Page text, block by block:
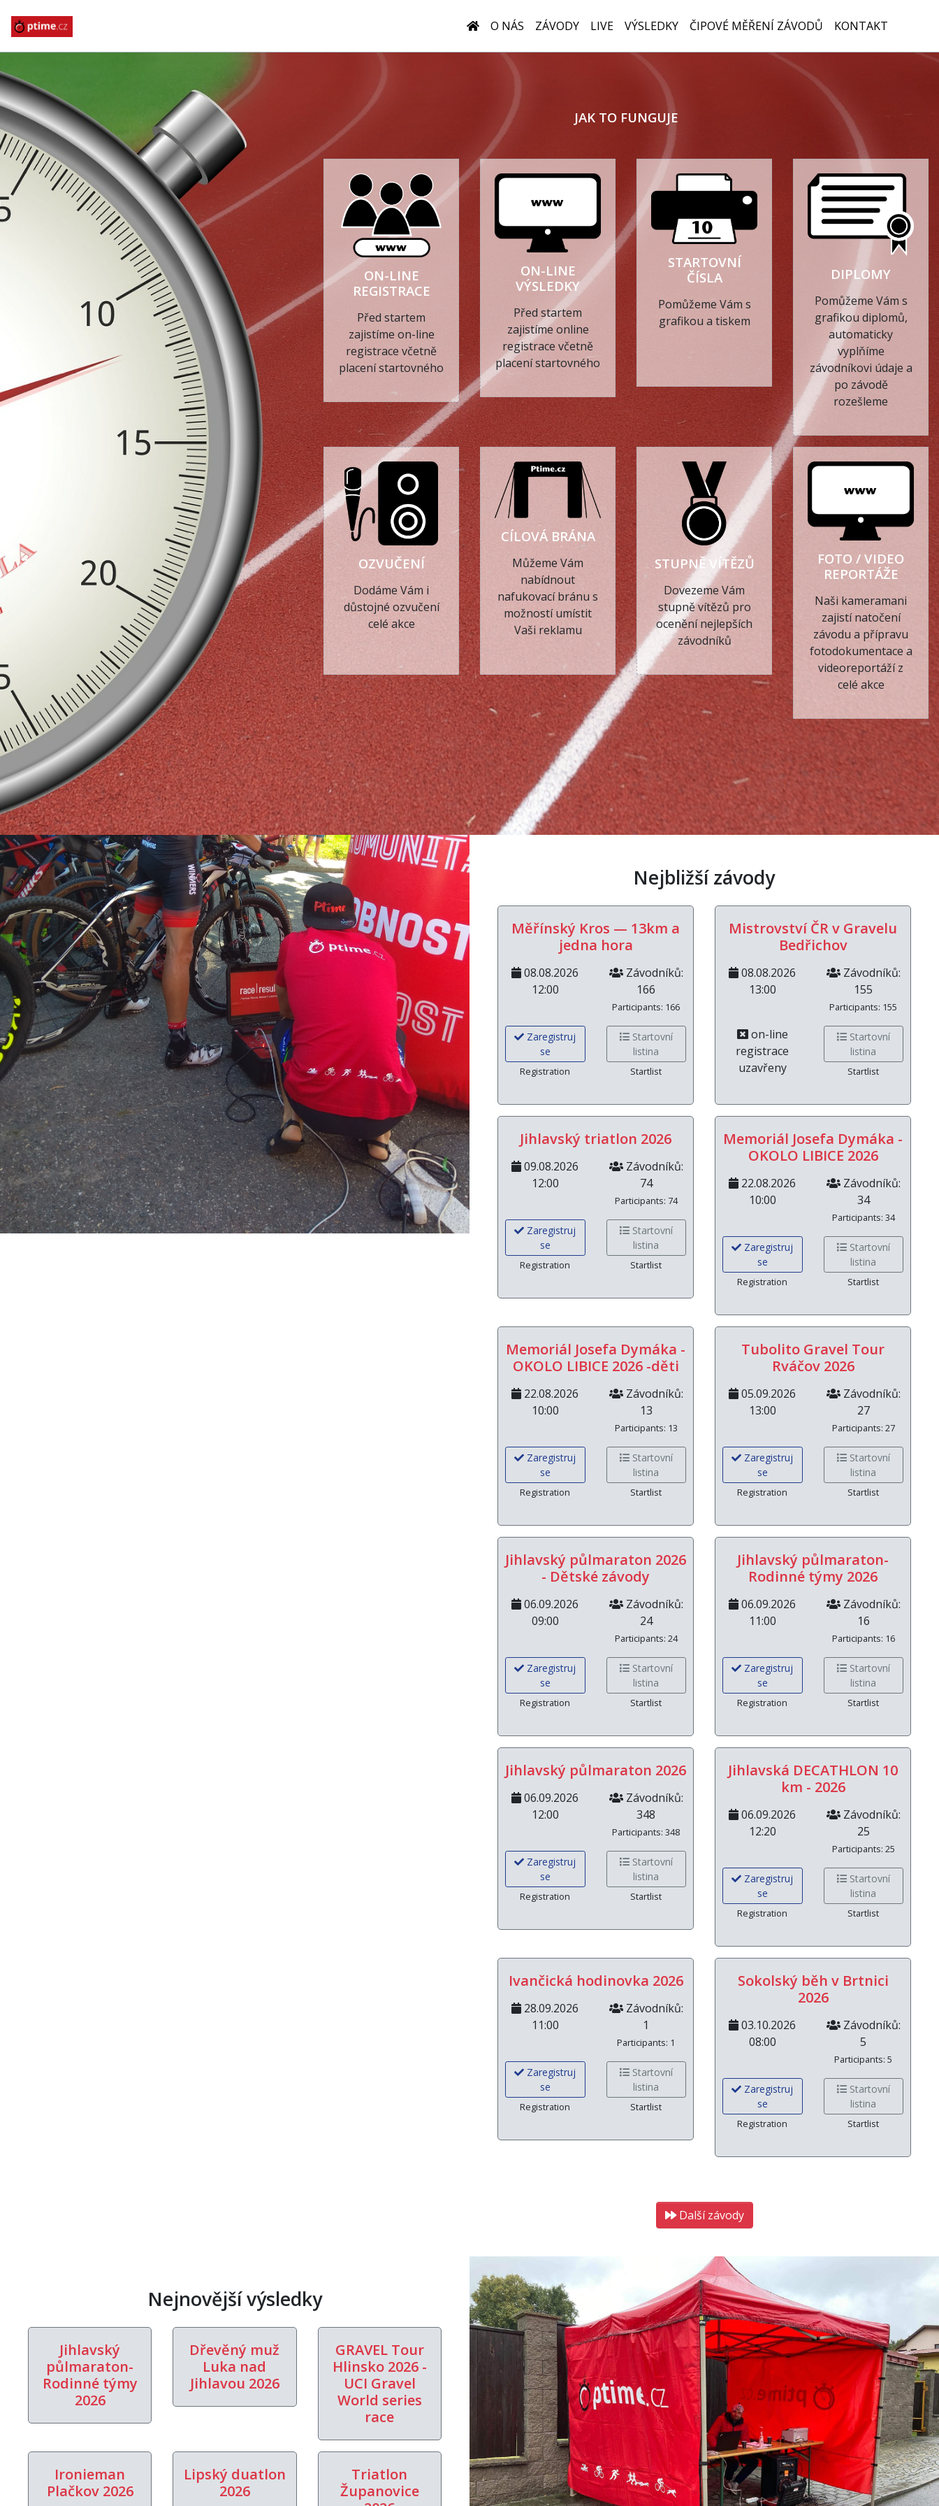
O NÁS ZÁVODY LIVE VÝSLEDKY ČIPOVÉ MĚŘENÍ ZÁVODŮ KONTAKT
JAK TO FUNGUJE
ON-LINE
REGISTRACE
Před startem
zajistíme on-line
registrace včetně
placení startovného
ON-LINE
VÝSLEDKY
Před startem
zajistíme online
registrace včetně
placení startovného
STARTOVNÍ
ČÍSLA
Pomůžeme Vám s
grafikou a tiskem
DIPLOMY
Pomůžeme Vám s
grafikou diplomů,
automaticky
vyplňíme
závodníkovi údaje a
po závodě
rozešleme
OZVUČENÍ
Dodáme Vám i
důstojné ozvučení
celé akce
CÍLOVÁ BRÁNA
Můžeme Vám
nabídnout
nafukovací bránu s
možností umístit
Vaši reklamu
STUPNĚ VÍTĚZŮ
Dovezeme Vám
stupně vítězů pro
ocenění nejlepších
závodníků
FOTO / VIDEO
REPORTÁŽE
Naši kameramani
zajistí natočení
závodu a přípravu
fotodokumentace a
videoreportáží z
celé akce
Nejbližší závody
Měřínský Kros — 13km a
jedna hora
08.08.2026
12:00
Závodníků:
166
Participants: 166
Zaregistruj
se
Registration
Startovní
listina
Startlist
Mistrovství ČR v Gravelu
Bedřichov
08.08.2026
13:00
Závodníků:
155
Participants: 155
on-line
registrace
uzavřeny
Startovní
listina
Startlist
Jihlavský triatlon 2026
09.08.2026
12:00
Závodníků:
74
Participants: 74
Zaregistruj
se
Registration
Startovní
listina
Startlist
Memoriál Josefa Dymáka -
OKOLO LIBICE 2026
22.08.2026
10:00
Závodníků:
34
Participants: 34
Zaregistruj
se
Registration
Startovní
listina
Startlist
Memoriál Josefa Dymáka -
OKOLO LIBICE 2026 -děti
22.08.2026
10:00
Závodníků:
13
Participants: 13
Zaregistruj
se
Registration
Startovní
listina
Startlist
Tubolito Gravel Tour
Rváčov 2026
05.09.2026
13:00
Závodníků:
27
Participants: 27
Zaregistruj
se
Registration
Startovní
listina
Startlist
Jihlavský půlmaraton 2026
- Dětské závody
06.09.2026
09:00
Závodníků:
24
Participants: 24
Zaregistruj
se
Registration
Startovní
listina
Startlist
Jihlavský půlmaraton-
Rodinné týmy 2026
06.09.2026
11:00
Závodníků:
16
Participants: 16
Zaregistruj
se
Registration
Startovní
listina
Startlist
Jihlavský půlmaraton 2026
06.09.2026
12:00
Závodníků:
348
Participants: 348
Zaregistruj
se
Registration
Startovní
listina
Startlist
Jihlavská DECATHLON 10
km - 2026
06.09.2026
12:20
Závodníků:
25
Participants: 25
Zaregistruj
se
Registration
Startovní
listina
Startlist
Ivančická hodinovka 2026
28.09.2026
11:00
Závodníků:
1
Participants: 1
Zaregistruj
se
Registration
Startovní
listina
Startlist
Sokolský běh v Brtnici
2026
03.10.2026
08:00
Závodníků:
5
Participants: 5
Zaregistruj
se
Registration
Startovní
listina
Startlist
Další závody
Nejnovější výsledky
Jihlavský
půlmaraton-
Rodinné týmy
2026
Dřevěný muž
Luka nad
Jihlavou 2026
GRAVEL Tour
Hlinsko 2026 -
UCI Gravel
World series
race
Ironieman
Plačkov 2026
Lipský duatlon
2026
Triatlon
Županovice